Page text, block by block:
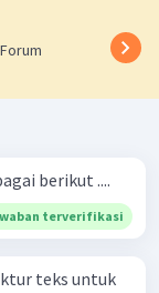
berikut ....
terverifikasi
teks untuk